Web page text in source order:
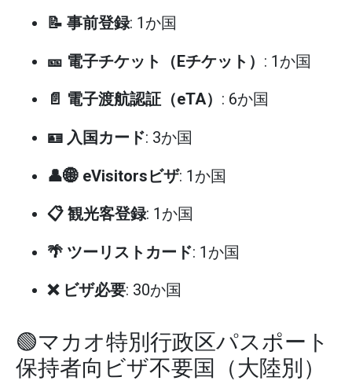
📝 事前登録: 1か国
🎫 電子チケット（Eチケット） : 1か国
📄 電子渡航認証（eTA） : 6か国
🪪 入国カード: 3か国
👤🌐 eVisitorsビザ: 1か国
📋 観光客登録: 1か国
🌴 ツーリストカード: 1か国
❌ ビザ必要: 30か国
🟢マカオ特別行政区パスポート
保持者向ビザ不要国（大陸別）